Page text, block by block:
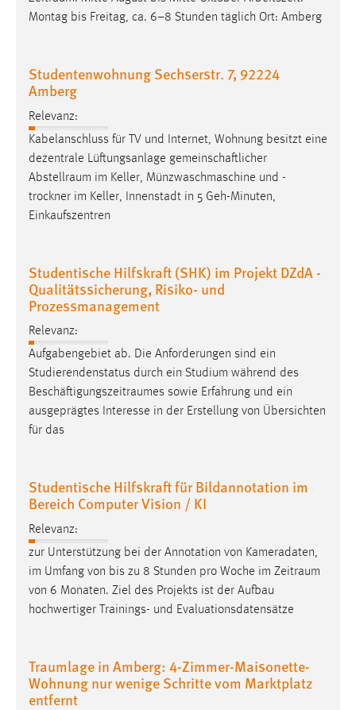
Montag bis Freitag, ca. 6–8 Stunden täglich Ort: Amberg
Studentenwohnung Sechserstr. 7, 92224
Amberg
Relevanz:
Kabelanschluss für TV und Internet, Wohnung besitzt eine
dezentrale Lüftungsanlage gemeinschaftlicher
Abstellraum im Keller, Münzwaschmaschine und -
trockner im Keller, Innenstadt in 5 Geh-Minuten,
Einkaufszentren
Studentische Hilfskraft (SHK) im Projekt DZdA -
Qualitätssicherung, Risiko- und
Prozessmanagement
Relevanz:
Aufgabengebiet ab. Die Anforderungen sind ein
Studierendenstatus durch ein Studium während des
Beschäftigungszeitraumes sowie Erfahrung und ein
ausgeprägtes Interesse in der Erstellung von Übersichten
für das
Studentische Hilfskraft für Bildannotation im
Bereich Computer Vision / KI
Relevanz:
zur Unterstützung bei der Annotation von Kameradaten,
im Umfang von bis zu 8 Stunden pro Woche im Zeitraum
von 6 Monaten. Ziel des Projekts ist der Aufbau
hochwertiger Trainings- und Evaluationsdatensätze
Traumlage in Amberg: 4-Zimmer-Maisonette-
Wohnung nur wenige Schritte vom Marktplatz
entfernt